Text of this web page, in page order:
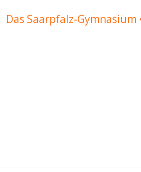
Das Saarpfalz-Gymnasium